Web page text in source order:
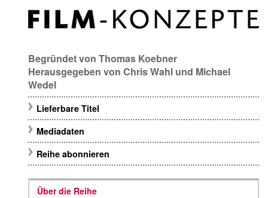
Begründet von Thomas Koebner
Herausgegeben von Chris Wahl und Michael
Wedel
Lieferbare Titel
Mediadaten
Reihe abonnieren
Über die Reihe